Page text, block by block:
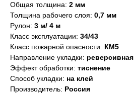
Общая толщина: 2 мм
Толщина рабочего слоя: 0,7 мм
Рулон: 3 м/ 4 м
Класс эксплуатации: 34/43
Класс пожарной опасности: КМ5
Направление укладки: реверсивная
Эффект обработки: тиснение
Способ укладки: на клей
Производитель: Россия